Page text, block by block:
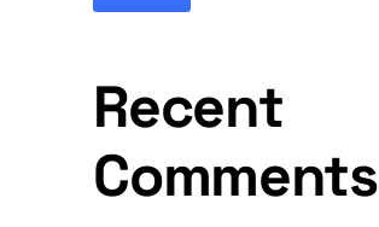
Recent
Comments